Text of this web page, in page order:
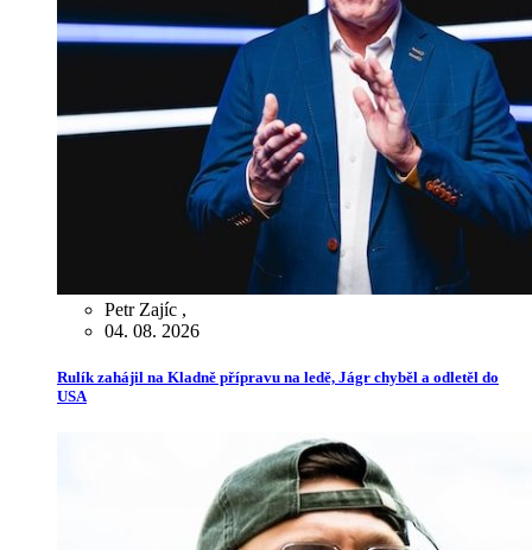
Petr Zajíc ,
04. 08. 2026
Rulík zahájil na Kladně přípravu na ledě, Jágr chyběl a odletěl do
USA